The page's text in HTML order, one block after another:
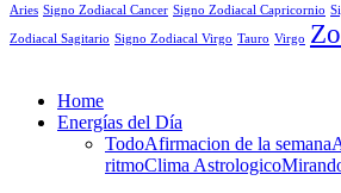
Aries Signo Zodiacal Cancer Signo Zodiacal Capricornio
Zodiacal Sagitario Signo Zodiacal Virgo Tauro Virgo
Home
Energías del Día
TodoAfirmacion de la semana
ritmoClima Astrologico